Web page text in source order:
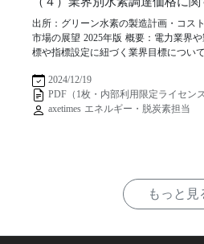
出所：グリーン水素の製造計画・コス
市場の展望 2025年版 概要：電力業界
標や指標設定に紐づく業界目標につい
2024/12/19
PDF（1枚・内部利用限定ライセンス
axetimes エネルギー・脱炭素担当
もっと見